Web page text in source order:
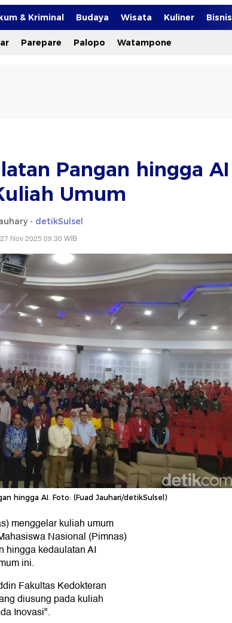
& Kriminal Budaya Wisata Kuliner Bisnis
Parepare Palopo Watampone
Pangan hingga AI
Umum
- detikSulsel
Nov 2025 09:30 WIB
hingga AI. Foto: (Fuad Jauhari/detikSulsel)
menggelar kuliah umum
Nasional (Pimnas)
hingga kedaulatan AI
ini.
Fakultas Kedokteran
diusung pada kuliah
Inovasi".